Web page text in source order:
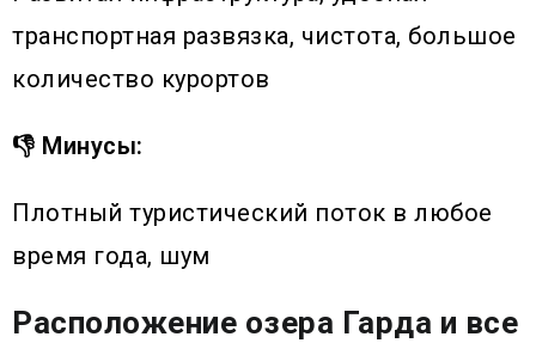
транспортная развязка, чистота, большое
количество курортов
👎 Минусы:
Плотный туристический поток в любое
время года, шум
Расположение озера Гарда и все